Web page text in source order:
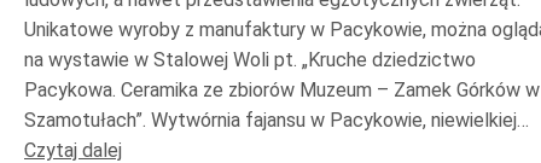
Unikatowe wyroby z manufaktury w Pacykowie, można
na wystawie w Stalowej Woli pt. „Kruche dziedzictwo
Pacykowa. Ceramika ze zbiorów Muzeum – Zamek Górków w
Szamotułach”. Wytwórnia fajansu w Pacykowie, niewielkiej…
Czytaj dalej